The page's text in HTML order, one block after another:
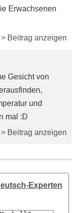
Erwachsenen
> Beitrag anzeigen
Gesicht von
und
mal :D
> Beitrag anzeigen
Experten